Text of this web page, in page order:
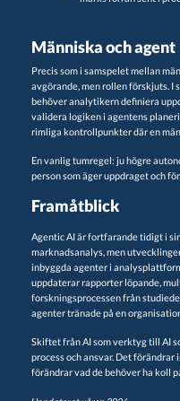
Människa och agent
Precis som i samspelet mellan
avgörande, men rollen förskjuts.
behöver analytikern definiera
validera logiken i agentens
rimliga kontrollpunkter där en
En vanlig tumregel: ju högre
person som äger uppdraget och
Framåtblick
Agentic AI är fortfarande tidigt i
marknadsanalys, men
inbyggda agenter i
uppdaterar rapporter löpande,
forskningsprocessen från
agenter tränade på en
Skiftet från AI som verktyg till AI
process och ansvar. Det
förändrar vad de behöver ha koll